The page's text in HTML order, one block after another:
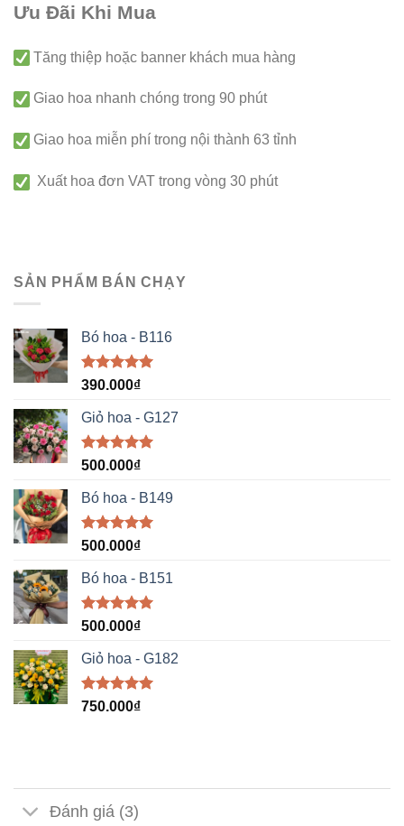
Ưu Đãi Khi Mua
Tăng thiệp hoặc banner khách mua hàng
Giao hoa nhanh chóng trong 90 phút
Giao hoa miễn phí trong nội thành 63 tỉnh
Xuất hoa đơn VAT trong vòng 30 phút
SẢN PHẨM BÁN CHẠY
Bó hoa - B116
Được xếp
5 sao
390.000₫
Giỏ hoa - G127
Được xếp
5 sao
500.000₫
Bó hoa - B149
Được xếp
5 sao
500.000₫
Bó hoa - B151
Được xếp
5 sao
500.000₫
Giỏ hoa - G182
Được xếp
750.000₫
Đánh giá (3)